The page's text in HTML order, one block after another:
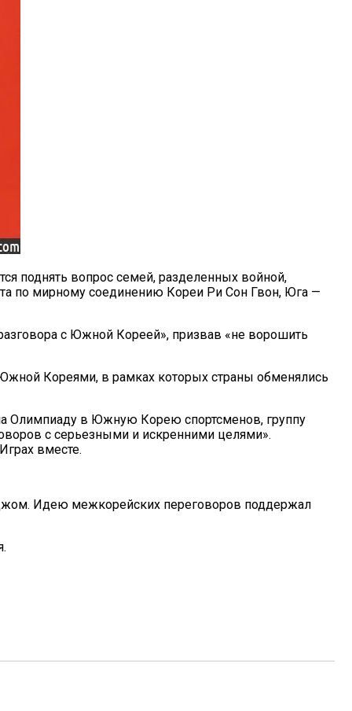
Судьба Артистов
поднять вопрос семей, разделенных войной,
по мирному соединению Кореи Ри Сон Гвон, Юга —
с Южной Кореей», призвав «не ворошить
Кореями, в рамках которых страны обменялись
Олимпиаду в Южную Корею спортсменов, группу
с серьезными и искренними целями».
вместе.
Идею межкорейских переговоров поддержал